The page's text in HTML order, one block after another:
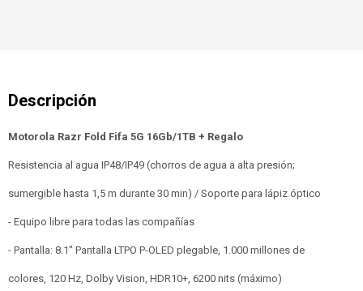
Motorola Razr Fold Fifa 5G 16Gb/1TB + Regalo
Resistencia al agua IP48/IP49 (chorros de agua a alta presión;
sumergible hasta 1,5 m durante 30 min) / Soporte para lápiz óptico
- Equipo libre para todas las compañías
- Pantalla: 8.1" Pantalla LTPO P-OLED plegable, 1.000 millones de
colores, 120 Hz, Dolby Vision, HDR10+, 6200 nits (máximo)